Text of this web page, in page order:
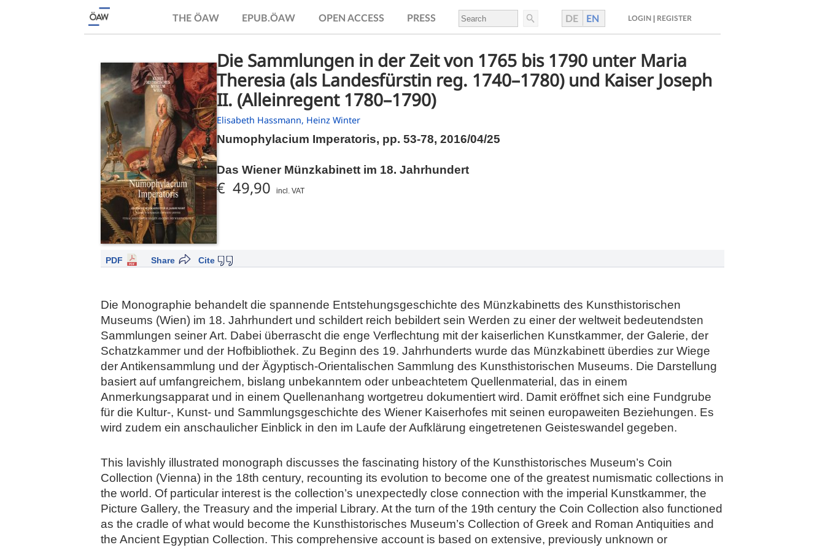
THE ÖAW EPUB.ÖAW OPEN ACCESS PRESS DE EN LOGIN REGISTER
Die Sammlungen in der Zeit von 1765 bis 1790 unter Maria
Theresia (als Landesfürstin reg. 1740–1780) und Kaiser Joseph
II. (Alleinregent 1780–1790)
Elisabeth Hassmann, Heinz Winter
Numophylacium Imperatoris, pp. 53-78, 2016/04/25
Das Wiener Münzkabinett im 18. Jahrhundert
€ 49,90 incl. VAT
PDF Cite
Share
Die Monographie behandelt die spannende Entstehungsgeschichte des Münzkabinetts des Kunsthistorischen
Museums (Wien) im 18. Jahrhundert und schildert reich bebildert sein Werden zu einer der weltweit bedeutendsten
Sammlungen seiner Art. Dabei überrascht die enge Verflechtung mit der kaiserlichen Kunstkammer, der Galerie, der
Schatzkammer und der Hofbibliothek. Zu Beginn des 19. Jahrhunderts wurde das Münzkabinett überdies zur Wiege
der Antikensammlung und der Ägyptisch-Orientalischen Sammlung des Kunsthistorischen Museums. Die Darstellung
basiert auf umfangreichem, bislang unbekanntem oder unbeachtetem Quellenmaterial, das in einem
Anmerkungsapparat und in einem Quellenanhang wortgetreu dokumentiert wird. Damit eröffnet sich eine Fundgrube
für die Kultur-, Kunst- und Sammlungsgeschichte des Wiener Kaiserhofes mit seinen europaweiten Beziehungen. Es
wird zudem ein anschaulicher Einblick in den im Laufe der Aufklärung eingetretenen Geisteswandel gegeben.
This lavishly illustrated monograph discusses the fascinating history of the Kunsthistorisches Museum’s Coin
Collection (Vienna) in the 18th century, recounting its evolution to become one of the greatest numismatic collections in
the world. Of particular interest is the collection’s unexpectedly close connection with the imperial Kunstkammer, the
Picture Gallery, the Treasury and the imperial Library. At the turn of the 19th century the Coin Collection also functioned
as the cradle of what would become the Kunsthistorisches Museum’s Collection of Greek and Roman Antiquities and
the Ancient Egyptian Collection. This comprehensive account is based on extensive, previously unknown or